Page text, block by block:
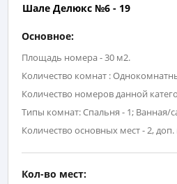
Шале Делюкс №6 - 19
Основное:
Площадь номера - 30 м2.
Количество комнат :
Количество номеров данной
Типы комнат: Спальня - 1; Ванная/
Количество основных мест - 2, доп.
Кол-во мест: